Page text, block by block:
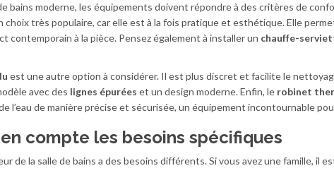
bains moderne, les équipements doivent répondre à des critères de
choix très populaire, car elle est à la fois pratique et esthétique. Elle
contemporain à la pièce. Pensez également à installer un chauffe-
est une autre option à considérer. Il est plus discret et facilite le
avec des lignes épurées et un design moderne. Enfin, le robinet
l’eau de manière précise et sécurisée, un équipement incontournable
compte les besoins spécifiques
de la salle de bains a des besoins différents. Si vous avez une famille, il